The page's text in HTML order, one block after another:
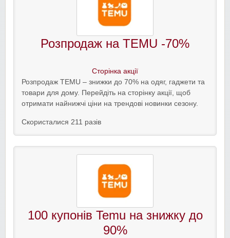
Розпродаж на TEMU -70%
Сторінка акції
Розпродаж TEMU – знижки до 70% на одяг, гаджети та
товари для дому. Перейдіть на сторінку акції, щоб
отримати найнижчі ціни на трендові новинки сезону.
Скористалися 211 разів
100 купонів Temu на знижку до
90%